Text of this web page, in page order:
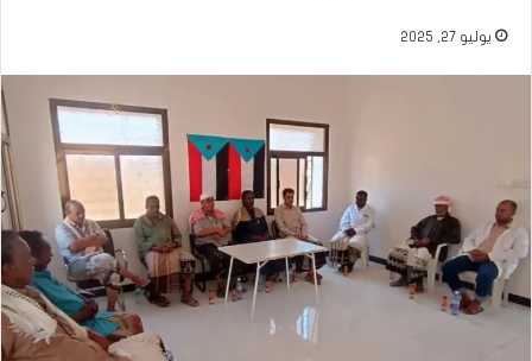
يوليو 27, 2025